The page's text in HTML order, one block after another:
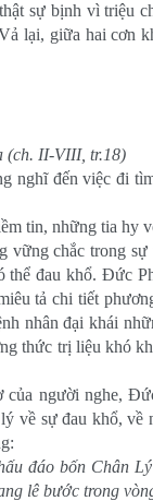
sự bịnh vì triệu
lại, giữa hai cơn
(ch. II-VIII, tr.18)
nghĩ đến việc đi
tin, những tia hy
chắc trong
đau khổ. Ðức
tả chi tiết
nhân đại khái
thức trị liệu khó
người nghe,
về sự đau khổ, về
đáo bốn Chân
lê bước trong